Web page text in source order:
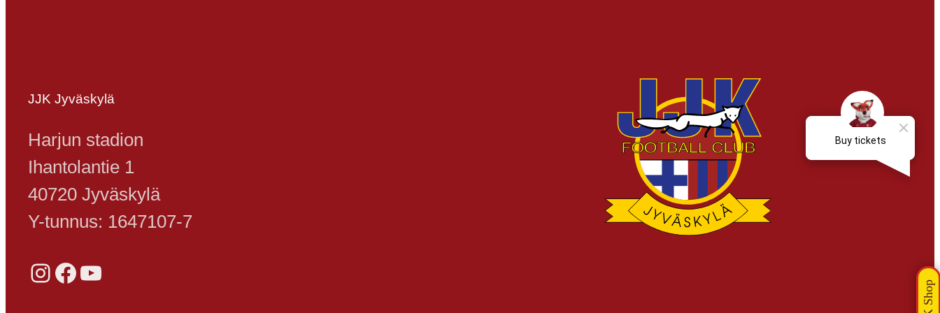
JJK Jyväskylä
Harjun stadion
Ihantolantie 1
40720 Jyväskylä
Y-tunnus: 1647107-7
Instagram Facebook YouTube